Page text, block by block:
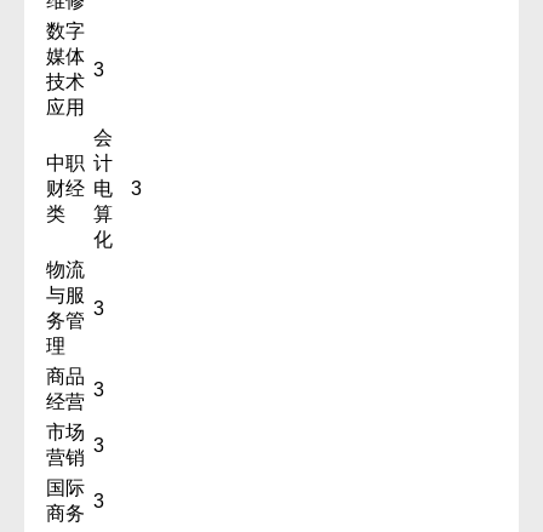
数字
媒体
技术
应用
3
中职
财经
类
会
计
电
算
化
3
物流
与服
务管
理
3
商品
经营
3
市场
营销
3
国际
商务
3